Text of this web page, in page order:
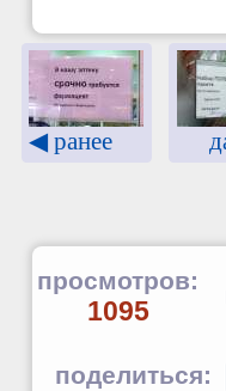
◀ ранее
просмотров:
1095
поделиться: